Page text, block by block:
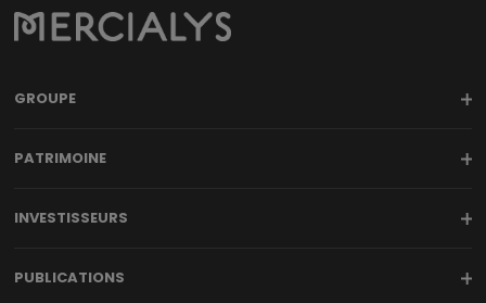
GROUPE
PATRIMOINE
INVESTISSEURS
PUBLICATIONS